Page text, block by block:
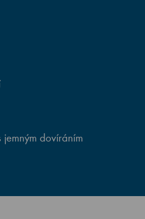
jemným dovíráním